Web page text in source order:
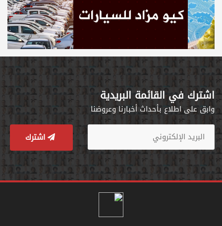
اشترك في القائمة البريدية
وابق على اطلاع بأحداث أخبارنا وعروضنا
اشترك